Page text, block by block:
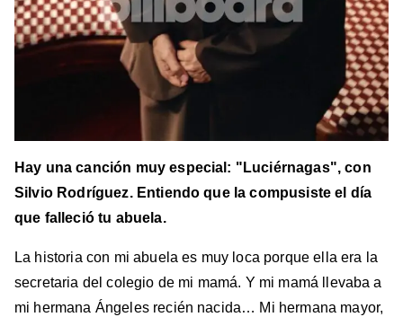
Hay una canción muy especial: "Luciérnagas", con
Silvio Rodríguez. Entiendo que la compusiste el día
que falleció tu abuela.
La historia con mi abuela es muy loca porque ella era la
secretaria del colegio de mi mamá. Y mi mamá llevaba a
mi hermana Ángeles recién nacida… Mi hermana mayor,